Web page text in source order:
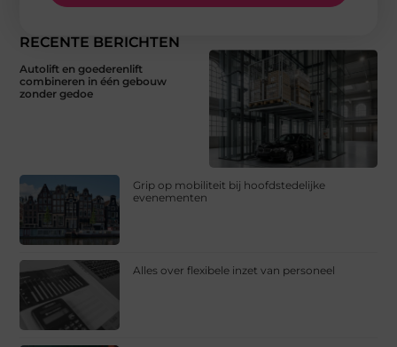
RECENTE BERICHTEN
Autolift en goederenlift
combineren in één gebouw
zonder gedoe
Grip op mobiliteit bij hoofdstedelijke
evenementen
Alles over flexibele inzet van personeel